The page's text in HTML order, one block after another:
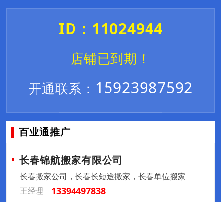
ID：11024944
店铺已到期！
开通联系： 15923987592
百业通推广
长春锦航搬家有限公司
长春搬家公司，长春长短途搬家，长春单位搬家
王经理
13394497838